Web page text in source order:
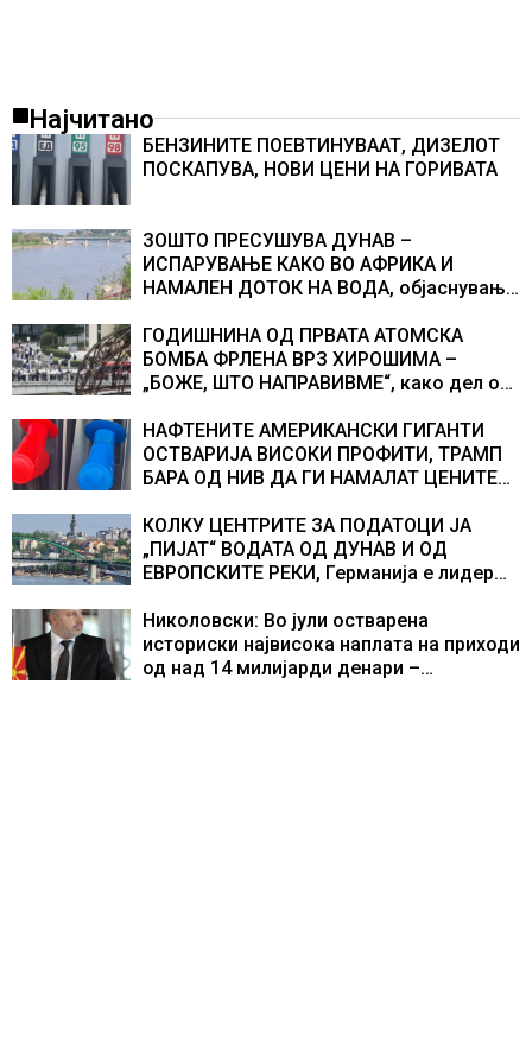
Најчитано
БЕНЗИНИТЕ ПОЕВТИНУВААТ, ДИЗЕЛОТ
ПОСКАПУВА, НОВИ ЦЕНИ НА ГОРИВАТА
ЗОШТО ПРЕСУШУВА ДУНАВ –
ИСПАРУВАЊЕ КАКО ВО АФРИКА И
НАМАЛЕН ДОТОК НА ВОДА, објаснување
ГОДИШНИНА ОД ПРВАТА АТОМСКА
БОМБА ФРЛЕНА ВРЗ ХИРОШИМА –
„БОЖЕ, ШТО НАПРАВИВМЕ“, како дел од
учесниците во бомбардирањето го
доживуваа овој настан што го промени
текот на историјата
НАФТЕНИТЕ АМЕРИКАНСКИ ГИГАНТИ
ОСТВАРИЈА ВИСОКИ ПРОФИТИ, ТРАМП
БАРА ОД НИВ ДА ГИ НАМАЛАТ ЦЕНИТЕ
КОЛКУ ЦЕНТРИТЕ ЗА ПОДАТОЦИ ЈА
„ПИЈАТ“ ВОДАТА ОД ДУНАВ И ОД
ЕВРОПСКИТЕ РЕКИ, Германија е лидер
центри за податоци
Николовски: Во јули остварена
историски највисока наплата на приходи
од над 14 милијарди денари –